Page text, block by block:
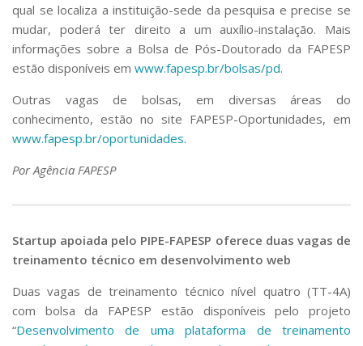
qual se localiza a instituição-sede da pesquisa e precise se
mudar, poderá ter direito a um auxílio-instalação. Mais
informações sobre a Bolsa de Pós-Doutorado da FAPESP
estão disponíveis em www.fapesp.br/bolsas/pd.
Outras vagas de bolsas, em diversas áreas do
conhecimento, estão no site FAPESP-Oportunidades, em
www.fapesp.br/oportunidades.
Por Agência FAPESP
Startup apoiada pelo PIPE-FAPESP oferece duas vagas de
treinamento técnico em desenvolvimento web
Duas vagas de treinamento técnico nível quatro (TT-4A)
com bolsa da FAPESP estão disponíveis pelo projeto
“Desenvolvimento de uma plataforma de treinamento